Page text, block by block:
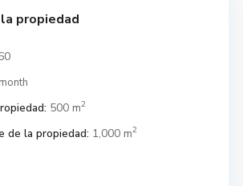
propiedad
500 m2
de la propiedad: 1,000 m2